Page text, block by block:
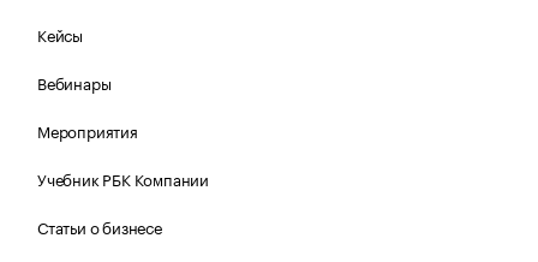
Кейсы
Вебинары
Мероприятия
Учебник РБК Компании
Статьи о бизнесе